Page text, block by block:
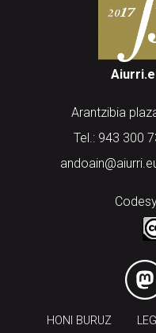
Arantzibia
Tel.: 943 300
HONI BURUZ